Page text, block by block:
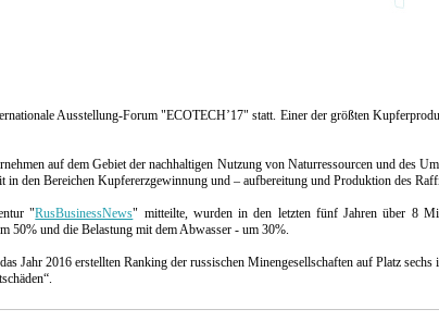
Ausstellung-Forum "ECОТЕCH’17" statt. Einer der größten
auf dem Gebiet der nachhaltigen Nutzung von Naturressourcen und des
in den Bereichen Kupfererzgewinnung und – aufbereitung und Produktion des
"RusBusinessNews" mitteilte, wurden in den letzten fünf Jahren über 8
50% und die Belastung mit dem Abwasser - um 30%.
Jahr 2016 erstellten Ranking der russischen Minengesellschaften auf Platz